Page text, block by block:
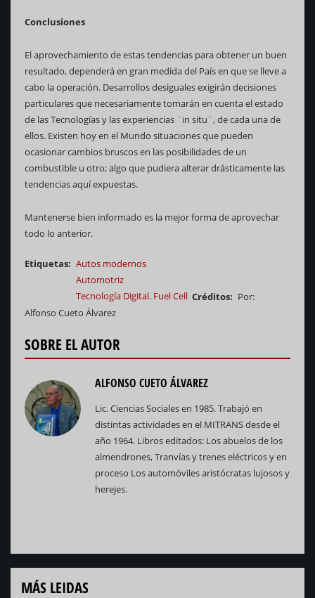
Conclusiones
El aprovechamiento de estas tendencias para obtener un buen
resultado, dependerá en gran medida del País en que se lleve a
cabo la operación. Desarrollos desiguales exigirán decisiones
particulares que necesariamente tomarán en cuenta el estado
de las Tecnologías y las experiencias ¨in situ¨, de cada una de
ellos. Existen hoy en el Mundo situaciones que pueden
ocasionar cambios bruscos en las posibilidades de un
combustible u otro; algo que pudiera alterar drásticamente las
tendencias aquí expuestas.
Mantenerse bien informado es la mejor forma de aprovechar
todo lo anterior.
Etiquetas
Autos modernos
Automotriz
Tecnología Digital. Fuel Cell Créditos
Por:
Alfonso Cueto Álvarez
SOBRE EL AUTOR
ALFONSO CUETO ÁLVAREZ
Lic. Ciencias Sociales en 1985. Trabajó en
distintas actividades en el MITRANS desde el
año 1964. Libros editados: Los abuelos de los
almendrones, Tranvías y trenes eléctricos y en
proceso Los automóviles aristócratas lujosos y
herejes.
MÁS LEIDAS